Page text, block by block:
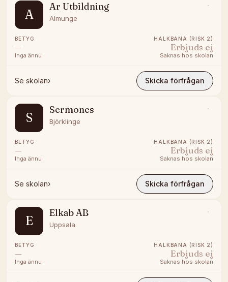
A
Ar Utbildning
Almunge
BETYG
—
Inga ännu
HALKBANA (RISK 2)
Erbjuds ej
Saknas hos skolan
Se skolan› Skicka förfrågan
S
Sermones
Björklinge
BETYG
—
Inga ännu
HALKBANA (RISK 2)
Erbjuds ej
Saknas hos skolan
Se skolan› Skicka förfrågan
E
Elkab AB
Uppsala
BETYG
—
Inga ännu
HALKBANA (RISK 2)
Erbjuds ej
Saknas hos skolan